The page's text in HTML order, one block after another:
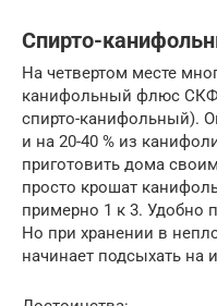
Спирто-
На четвертом месте
канифольный флюс
спирто-канифольный).
и на 20-40 % из
приготовить дома
просто крошат
примерно 1 к 3. Удобно
Но при хранении в
начинает подсыхать на